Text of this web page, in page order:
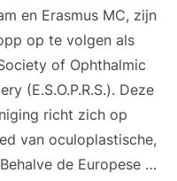
en Erasmus MC, zijn
op te volgen als
of Ophthalmic
(E.S.O.P.R.S.). Deze
richt zich op
van oculoplastische,
de Europese …